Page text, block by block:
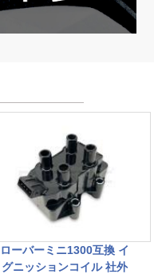
ローバーミニ1300互換 イ
グニッションコイル 社外